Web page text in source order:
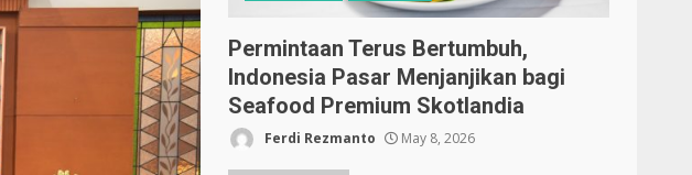
Permintaan Terus Bertumbuh,
Indonesia Pasar Menjanjikan bagi
Seafood Premium Skotlandia
Ferdi Rezmanto May 8, 2026